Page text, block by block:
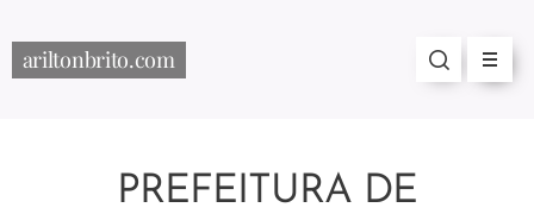
ariltonbrito.com
PREFEITURA DE